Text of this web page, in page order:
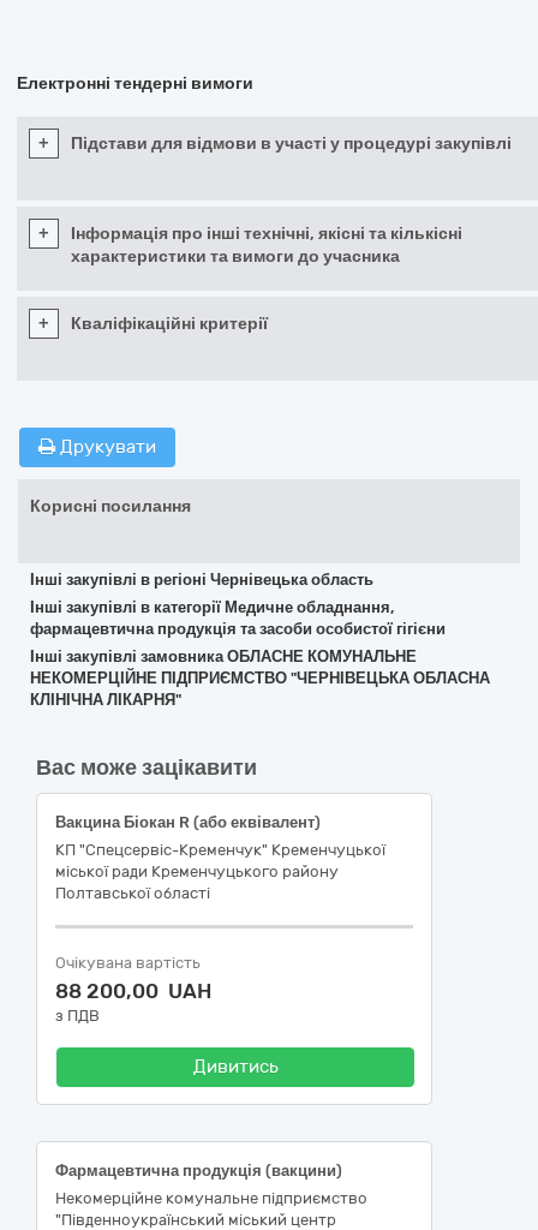
Електронні тендерні вимоги
+ Підстави для відмови в участі у процедурі закупівлі
+
Інформація про інші технічні, якісні та кількісні
характеристики та вимоги до учасника
+ Кваліфікаційні критерії
Друкувати
Корисні посилання
Інші закупівлі в регіоні Чернівецька область
Інші закупівлі в категорії Медичне обладнання,
фармацевтична продукція та засоби особистої гігієни
Інші закупівлі замовника ОБЛАСНЕ КОМУНАЛЬНЕ
НЕКОМЕРЦІЙНЕ ПІДПРИЄМСТВО "ЧЕРНІВЕЦЬКА ОБЛАСНА
КЛІНІЧНА ЛІКАРНЯ"
Вас може зацікавити
Вакцина Біокан R (або еквівалент)
КП "Спецсервіс-Кременчук" Кременчуцької
міської ради Кременчуцького району
Полтавської області
Очікувана вартість
88 200,00 UAH
з ПДВ
Дивитись
Фармацевтична продукція (вакцини)
Некомерційне комунальне підприємство
"Південноукраїнський міський центр